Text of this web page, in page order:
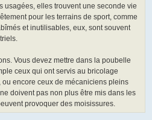
usagées, elles trouvent une seconde vie
pour les terrains de sport, comme
et inutilisables, eux, sont souvent
Vous devez mettre dans la poubelle
ceux qui ont servis au bricolage
encore ceux de mécaniciens pleins
doivent pas non plus être mis dans les
provoquer des moisissures.